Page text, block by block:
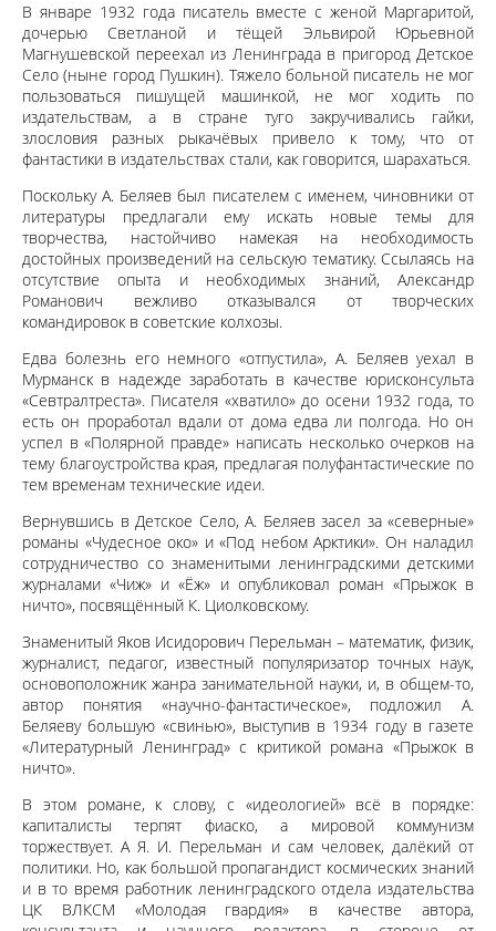
В январе 1932 года писатель вместе с женой Маргаритой,
дочерью Светланой и тёщей Эльвирой Юрьевной
Магнушевской переехал из Ленинграда в пригород Детское
Село (ныне город Пушкин). Тяжело больной писатель не мог
пользоваться пишущей машинкой, не мог ходить по
издательствам, а в стране туго закручивались гайки,
злословия разных рыкачёвых привело к тому, что от
фантастики в издательствах стали, как говорится, шарахаться.
Поскольку А. Беляев был писателем с именем, чиновники от
литературы предлагали ему искать новые темы для
творчества, настойчиво намекая на необходимость
достойных произведений на сельскую тематику. Ссылаясь на
отсутствие опыта и необходимых знаний, Александр
Романович вежливо отказывался от творческих
командировок в советские колхозы.
Едва болезнь его немного «отпустила», А. Беляев уехал в
Мурманск в надежде заработать в качестве юрисконсульта
«Севтралтреста». Писателя «хватило» до осени 1932 года, то
есть он проработал вдали от дома едва ли полгода. Но он
успел в «Полярной правде» написать несколько очерков на
тему благоустройства края, предлагая полуфантастические по
тем временам технические идеи.
Вернувшись в Детское Село, А. Беляев засел за «северные»
романы «Чудесное око» и «Под небом Арктики». Он наладил
сотрудничество со знаменитыми ленинградскими детскими
журналами «Чиж» и «Ёж» и опубликовал роман «Прыжок в
ничто», посвящённый К. Циолковскому.
Знаменитый Яков Исидорович Перельман – математик, физик,
журналист, педагог, известный популяризатор точных наук,
основоположник жанра занимательной науки, и, в общем-то,
автор понятия «научно-фантастическое», подложил А.
Беляеву большую «свинью», выступив в 1934 году в газете
«Литературный Ленинград» с критикой романа «Прыжок в
ничто».
В этом романе, к слову, с «идеологией» всё в порядке:
капиталисты терпят фиаско, а мировой коммунизм
торжествует. А Я. И. Перельман и сам человек, далёкий от
политики. Но, как большой пропагандист космических знаний
и в то время работник ленинградского отдела издательства
ЦК ВЛКСМ «Молодая гвардия» в качестве автора,